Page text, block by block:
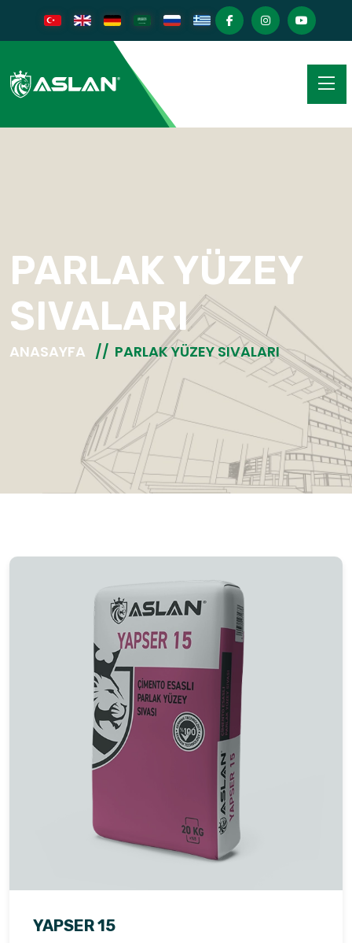
PARLAK YÜZEY
SIVALARI
ANASAYFA PARLAK YÜZEY SIVALARI
YAPSER 15